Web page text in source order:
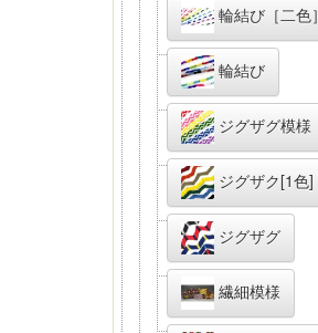
輪結び［二色］
輪結び
ジグザグ模様
ジグザク[1色]
ジグザグ
繊細模様